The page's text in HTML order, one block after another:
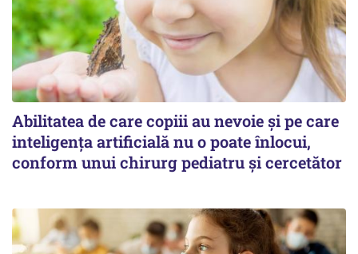
Abilitatea de care copiii au nevoie și pe care
inteligența artificială nu o poate înlocui,
conform unui chirurg pediatru și cercetător